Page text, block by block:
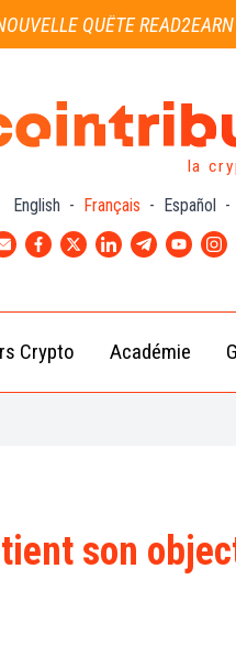
QUÊTE
la
English - Français - Español -
Crypto
(BTC)
XRP
(XRP)
Académie
son